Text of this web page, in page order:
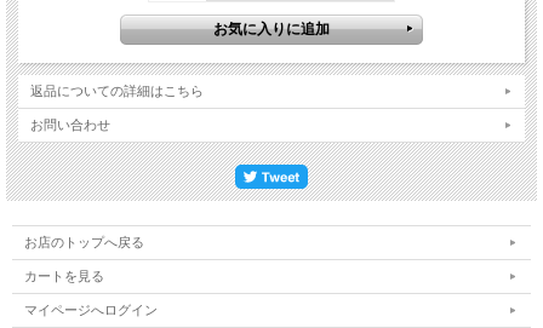
返品についての詳細はこちら
お問い合わせ
お店のトップへ戻る
カートを見る
マイページへログイン